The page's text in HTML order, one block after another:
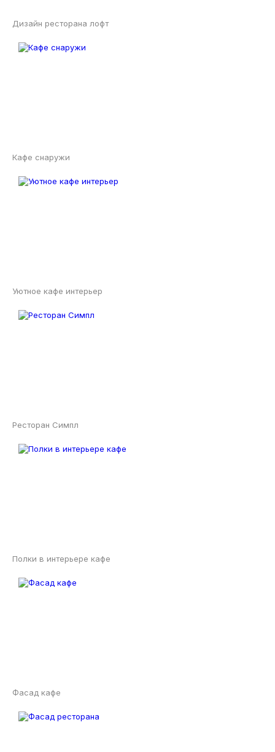
Дизайн ресторана лофт
Кафе снаружи
Уютное кафе интерьер
Ресторан Симпл
Полки в интерьере кафе
Фасад кафе